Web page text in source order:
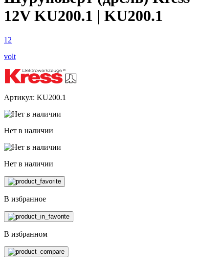
12V KU200.1 | KU200.1
12
volt
Артикул: KU200.1
Нет в наличии
Нет в наличии
В избранное
В избранном